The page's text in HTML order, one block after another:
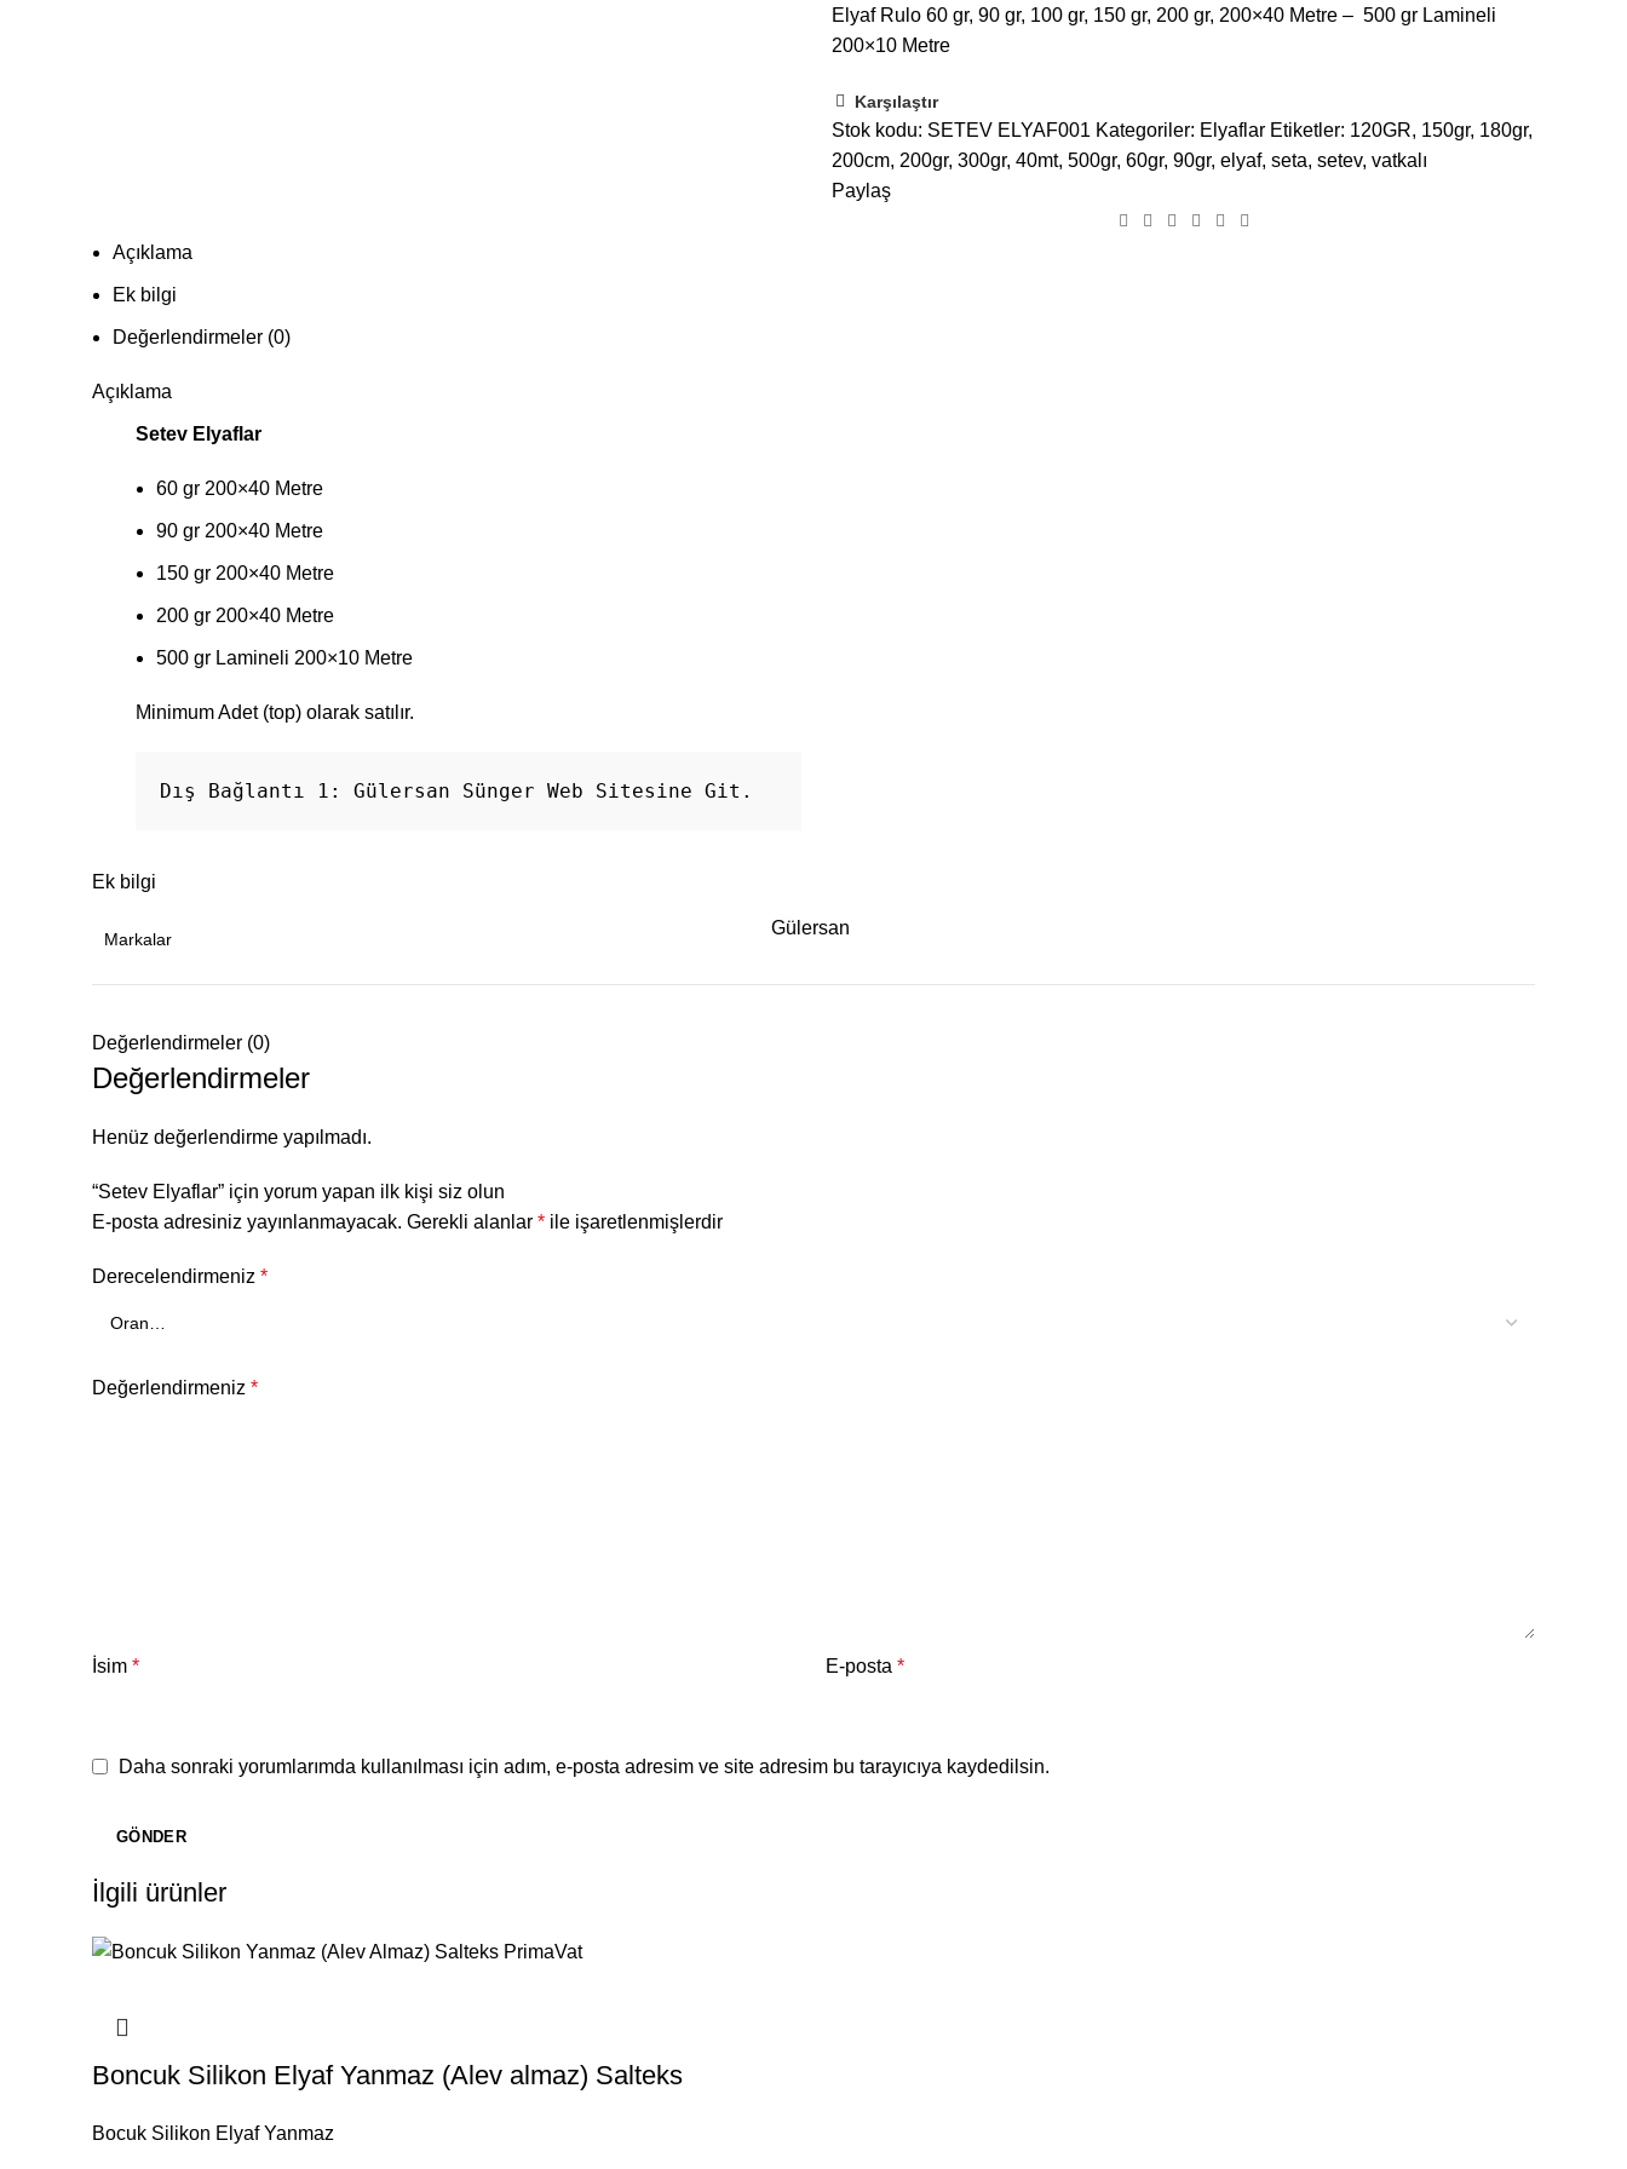
Elyaf Rulo 60 gr, 90 gr, 100 gr, 150 gr, 200 gr, 200×40 Metre – 500 gr Lamineli
200×10 Metre
Karşılaştır
Stok kodu: SETEV ELYAF001 Kategoriler: Elyaflar Etiketler: 120GR, 150gr, 180gr,
200cm, 200gr, 300gr, 40mt, 500gr, 60gr, 90gr, elyaf, seta, setev, vatkalı
Paylaş
Açıklama
Ek bilgi
Değerlendirmeler (0)
Açıklama
Setev Elyaflar
60 gr 200×40 Metre
90 gr 200×40 Metre
150 gr 200×40 Metre
200 gr 200×40 Metre
500 gr Lamineli 200×10 Metre
Minimum Adet (top) olarak satılır.
Dış Bağlantı 1: Gülersan Sünger Web Sitesine Git.
Ek bilgi
Markalar
Gülersan
Değerlendirmeler (0)
Değerlendirmeler
Henüz değerlendirme yapılmadı.
“Setev Elyaflar” için yorum yapan ilk kişi siz olun
E-posta adresiniz yayınlanmayacak. Gerekli alanlar * ile işaretlenmişlerdir
Derecelendirmeniz *
Değerlendirmeniz *
İsim * E-posta *
Daha sonraki yorumlarımda kullanılması için adım, e-posta adresim ve site adresim bu tarayıcıya kaydedilsin.
İlgili ürünler
Boncuk Silikon Elyaf Yanmaz (Alev almaz) Salteks
Bocuk Silikon Elyaf Yanmaz